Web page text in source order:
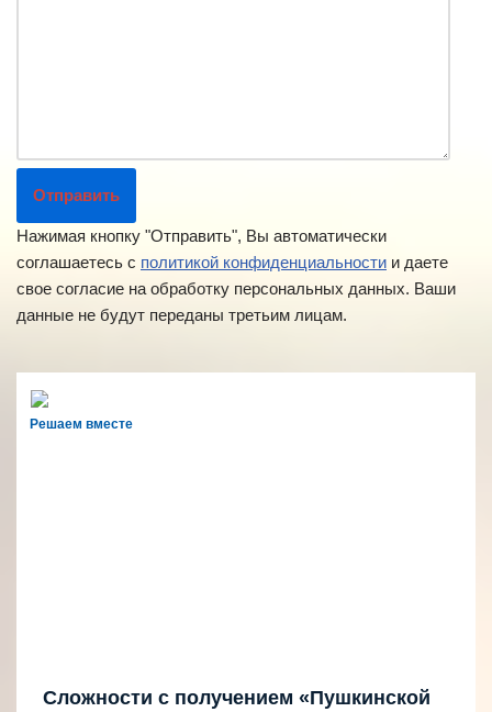
Нажимая кнопку "Отправить", Вы автоматически
соглашаетесь с политикой конфиденциальности и даете
свое согласие на обработку персональных данных. Ваши
данные не будут переданы третьим лицам.
Решаем вместе
Сложности с получением «Пушкинской